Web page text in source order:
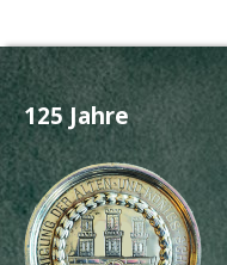
125 Jahre